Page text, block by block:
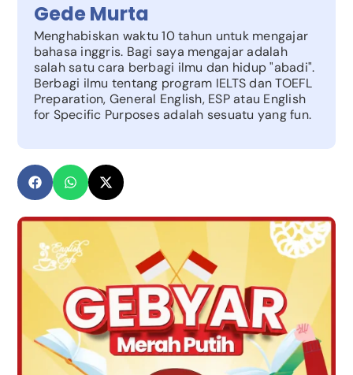
Gede Murta
Menghabiskan waktu 10 tahun untuk mengajar
bahasa inggris. Bagi saya mengajar adalah
salah satu cara berbagi ilmu dan hidup "abadi".
Berbagi ilmu tentang program IELTS dan TOEFL
Preparation, General English, ESP atau English
for Specific Purposes adalah sesuatu yang fun.